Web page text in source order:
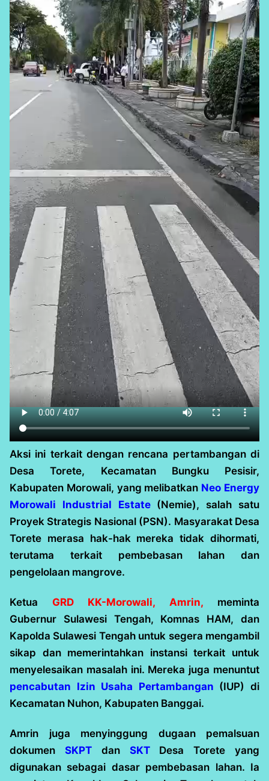
Aksi ini terkait dengan rencana pertambangan di
Desa Torete, Kecamatan Bungku Pesisir,
Kabupaten Morowali, yang melibatkan Neo Energy
Morowali Industrial Estate(Nemie), salah satu
Proyek Strategis Nasional (PSN). Masyarakat Desa
Torete merasa hak-hak mereka tidak dihormati,
terutama terkait pembebasan lahan dan
pengelolaan mangrove.
Ketua GRD KK-Morowali, Amrin, meminta
Gubernur Sulawesi Tengah, Komnas HAM, dan
Kapolda Sulawesi Tengah untuk segera mengambil
sikap dan memerintahkan instansi terkait untuk
menyelesaikan masalah ini. Mereka juga menuntut
pencabutan Izin Usaha Pertambangan (IUP) di
Kecamatan Nuhon, Kabupaten Banggai.
Amrin juga menyinggung dugaan pemalsuan
dokumen SKPTdan SKTDesa Torete yang
digunakan sebagai dasar pembebasan lahan. Ia